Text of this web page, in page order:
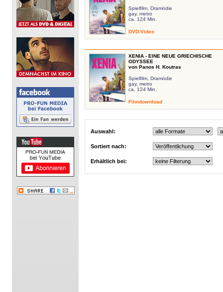
Spielfilm, Dramödie
gay, metro
ca. 124 Min.
DVD-Video
XENIA - EINE NEUE GRIECHISCHE
ODYSSEE
von Panos H. Koutras
Spielfilm, Dramödie
gay, metro
ca. 124 Min.
Filmdownload
Auswahl:
Sortiert nach:
Erhältlich bei: